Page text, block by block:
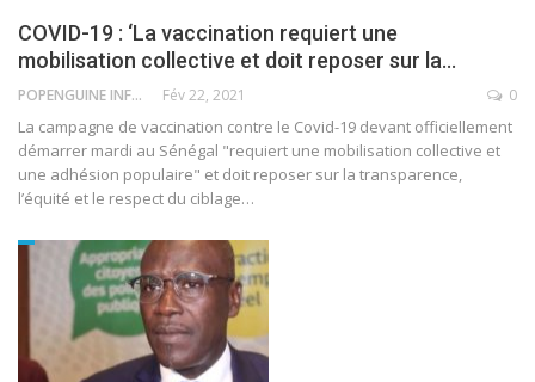
COVID-19 : ‘La vaccination requiert une
mobilisation collective et doit reposer sur la…
POPENGUINE INFO Fév 22, 2021 0
La campagne de vaccination contre le Covid-19 devant officiellement
démarrer mardi au Sénégal "requiert une mobilisation collective et
une adhésion populaire" et doit reposer sur la transparence,
l’équité et le respect du ciblage…